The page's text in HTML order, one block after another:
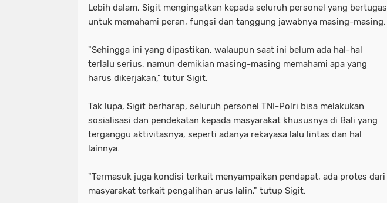
Lebih dalam, Sigit mengingatkan kepada seluruh personel yang bertugas
untuk memahami peran, fungsi dan tanggung jawabnya masing-masing.
"Sehingga ini yang dipastikan, walaupun saat ini belum ada hal-hal
terlalu serius, namun demikian masing-masing memahami apa yang
harus dikerjakan," tutur Sigit.
Tak lupa, Sigit berharap, seluruh personel TNI-Polri bisa melakukan
sosialisasi dan pendekatan kepada masyarakat khususnya di Bali yang
terganggu aktivitasnya, seperti adanya rekayasa lalu lintas dan hal
lainnya.
"Termasuk juga kondisi terkait menyampaikan pendapat, ada protes dari
masyarakat terkait pengalihan arus lalin," tutup Sigit.